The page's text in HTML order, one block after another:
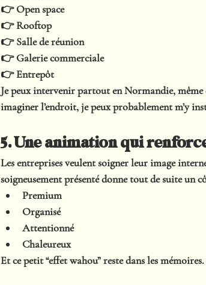
👉 Open space
👉 Rooftop
👉 Salle de réunion
👉 Galerie commerciale
👉 Entrepôt
Je peux intervenir partout en Normandie, même
imaginer l’endroit, je peux probablement m’y
5. Une animation qui
Les entreprises veulent soigner leur image
soigneusement présenté donne tout de suite un
Premium
Organisé
Attentionné
Chaleureux
Et ce petit “effet wahou” reste dans les